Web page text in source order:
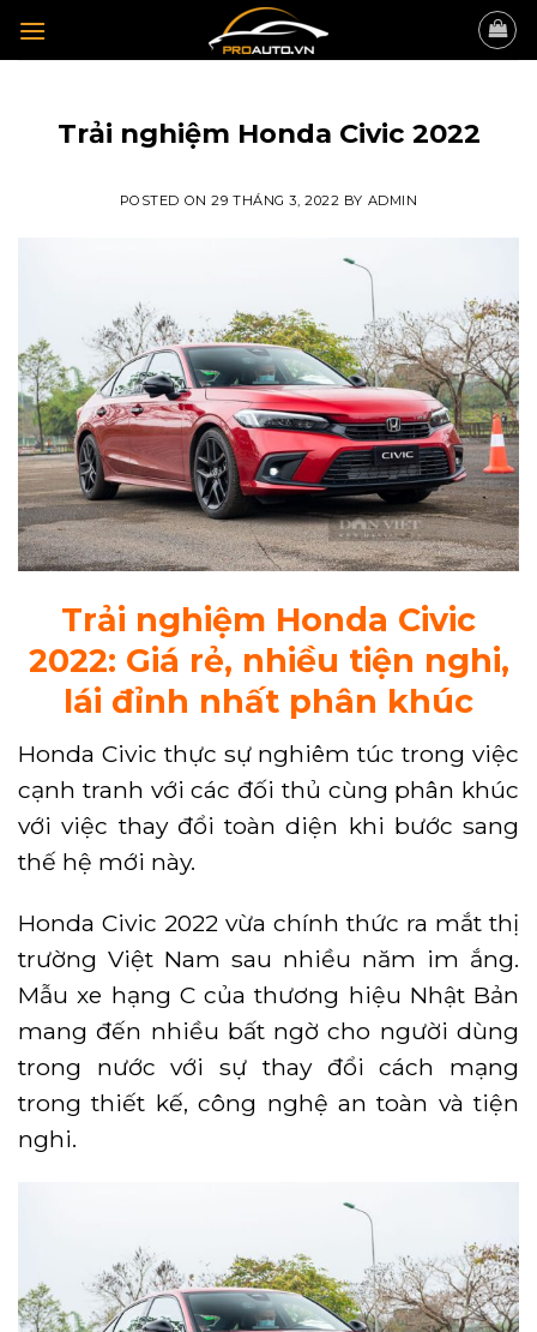
Trải nghiệm Honda Civic 2022
POSTED ON29 THÁNG 3, 2022 BY ADMIN
Trải nghiệm Honda Civic
2022: Giá rẻ, nhiều tiện nghi,
lái đỉnh nhất phân khúc
Honda Civic thực sự nghiêm túc trong việc
cạnh tranh với các đối thủ cùng phân khúc
với việc thay đổi toàn diện khi bước sang
thế hệ mới này.
Honda Civic 2022 vừa chính thức ra mắt thị
trường Việt Nam sau nhiều năm im ắng.
Mẫu xe hạng C của thương hiệu Nhật Bản
mang đến nhiều bất ngờ cho người dùng
trong nước với sự thay đổi cách mạng
trong thiết kế, công nghệ an toàn và tiện
nghi.